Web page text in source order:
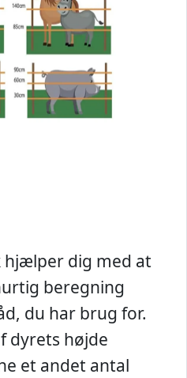
hjælper dig med at
beregning
du har brug for.
dyrets højde
et andet antal